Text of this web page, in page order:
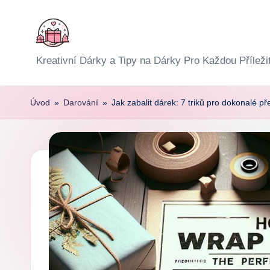
E
x
p
D
Kreativní Dárky a Tipy na Dárky Pro Každou
Úvod » Darování » Jak zabalit dárek: 7 triků pro dokonalé